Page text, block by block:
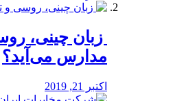
زبان چینی،
مدارس می‌آید؟
اکتبر 21, 2019